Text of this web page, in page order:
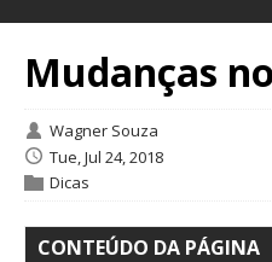
Mudanças
Wagner Souza
Tue, Jul 24, 2018
Dicas
CONTEÚDO DA PÁGINA